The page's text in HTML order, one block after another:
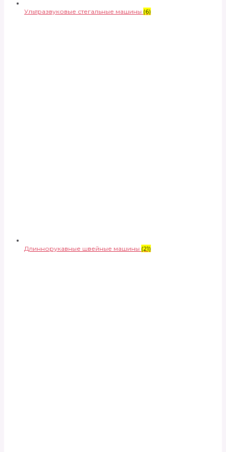
Ультразвуковые стегальные машины (6)
Длиннорукавные швейные машины (21)